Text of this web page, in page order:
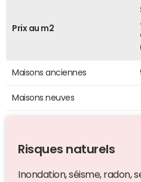
Prix au m2
Maisons anciennes
Maisons neuves
Risques naturels
Inondation, séisme, radon,